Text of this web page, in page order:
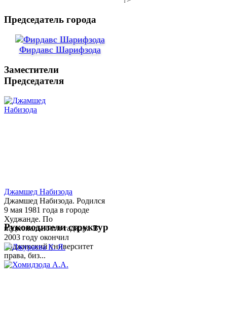
Председатель города
Фирдавс Шарифзода
Заместители
Председателя
Джамшед Набизода
Джамшед Набизода. Родился
9 мая 1981 года в городе
Худжанде. По
национальности таджик. В
2003 году окончил
Таджикский университет
права, биз...
Руководители структур